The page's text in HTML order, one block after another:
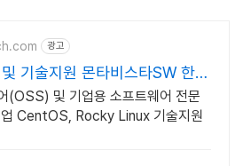
광고
기술지원 몬타비스타SW 한국
(OSS) 및 기업용 소프트웨어 전문
업 CentOS, Rocky Linux 기술지원